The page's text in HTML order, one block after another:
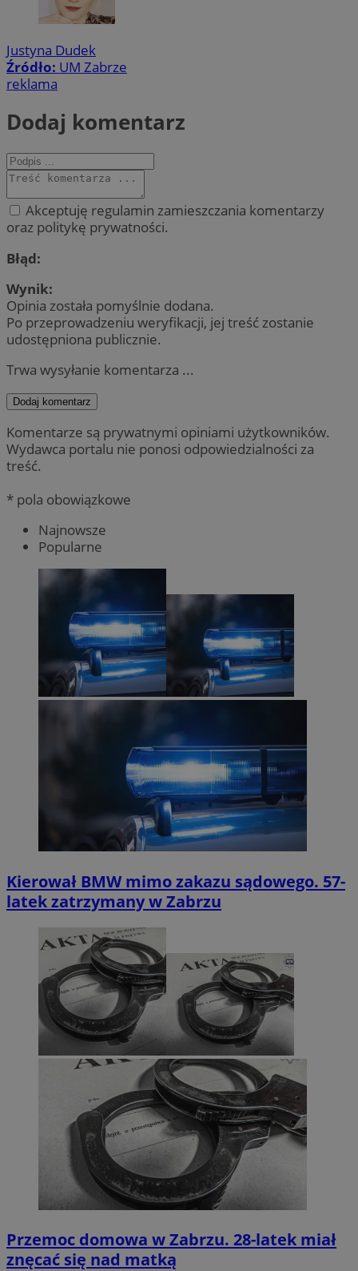
Justyna Dudek
Źródło: UM Zabrze
reklama
Dodaj komentarz
Akceptuję regulamin zamieszczania komentarzy
oraz politykę prywatności.
Błąd:
Wynik:
Opinia została pomyślnie dodana.
Po przeprowadzeniu weryfikacji, jej treść zostanie
udostępniona publicznie.
Trwa wysyłanie komentarza ...
Dodaj komentarz
Komentarze są prywatnymi opiniami użytkowników.
Wydawca portalu nie ponosi odpowiedzialności za
treść.
* pola obowiązkowe
Najnowsze
Popularne
Kierował BMW mimo zakazu sądowego. 57-
latek zatrzymany w Zabrzu
Przemoc domowa w Zabrzu. 28-latek miał
znęcać się nad matką